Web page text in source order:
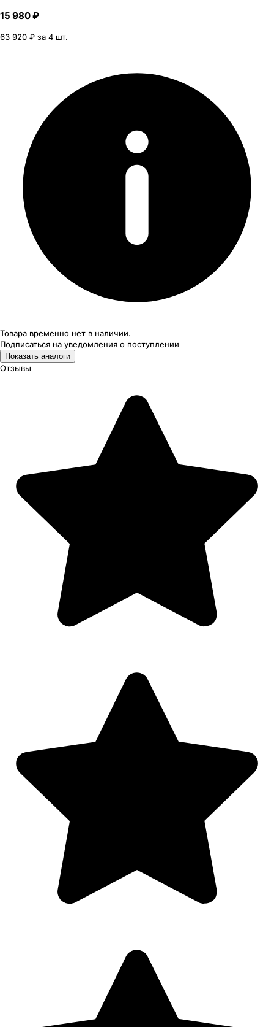
15 980 ₽
63 920 ₽ за 4 шт.
Товара временно нет в наличии.
Подписаться на уведомления о поступлении
Показать аналоги
Отзывы